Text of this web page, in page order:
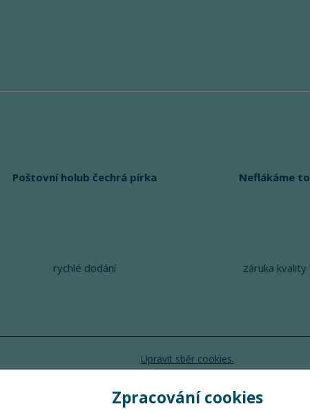
Poštovní holub čechrá pírka
rychlé dodání
Neflákáme to
záruka kvality
Upravit sběr cookies.
Zpracování cookies